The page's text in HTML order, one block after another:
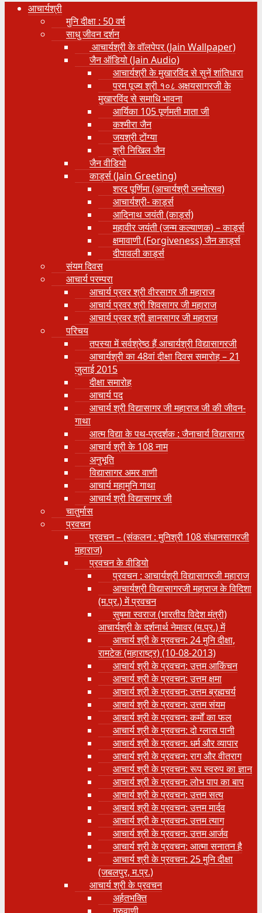
आचार्यश्री
मुनि दीक्षा : 50 वर्ष
साधु जीवन दर्शन
आचार्यश्री के वॉलपेपर (Jain Wallpaper)
जैन ऑडियो (Jain Audio)
आचार्यश्री के मुखारविंद से सुनें शांतिधारा
परम पूज्य श्री १०८ अक्षयसागरजी के
मुखारविंद से समाधि भावना
आर्यिका 105 पूर्णमती माता जी
कश्मीरा जैन
जयश्री टोंग्या
श्री निखिल जैन
जैन वीडियो
कार्ड्स (Jain Greeting)
शरद पूर्णिमा (आचार्यश्री जन्मोत्सव)
आचार्यश्री- कार्ड्स
आदिनाथ जयंती (कार्ड्स)
महावीर जयंती (जन्म कल्याणक) – कार्ड्स
क्षमावाणी (Forgiveness) जैन कार्ड्स
दीपावली कार्ड्स
संयम दिवस
आचार्य परम्परा
आचार्य प्रवर श्री वीरसागर जी महाराज
आचार्य प्रवर श्री शिवसागर जी महाराज
आचार्य प्रवर श्री ज्ञानसागर जी महाराज
परिचय
तपस्या में सर्वश्रेष्ठ हैं आचार्यश्री विद्यासागरजी
आचार्यश्री का 48वां दीक्षा दिवस समारोह – 21
जुलाई 2015
दीक्षा समारोह
आचार्य पद
आचार्य श्री विद्यासागर जी महाराज जी की जीवन-
गाथा
आत्म विद्या के पथ-प्रदर्शक : जैनाचार्य विद्यासागर
आचार्य श्री के 108 नाम
अनुभूति
विद्यासागर अमर वाणी
आचार्य महामुनि गाथा
आचार्य श्री विद्यासागर जी
चातुर्मास
प्रवचन
प्रवचन – (संकलन : मुनिश्री 108 संधानसागरजी
महाराज)
प्रवचन के वीडियो
प्रवचन : आचार्यश्री ‍विद्यासागरजी महाराज
आचार्यश्री विद्यासागरजी महाराज के विदिशा
(म.प्र.) में प्रवचन
सुषमा स्वराज (भारतीय विदेश मंत्री)
आचार्यश्री के दर्शनार्थ नेमावर (म.प्र.) में
आचार्य श्री के प्रवचन: 24 मुनि दीक्षा,
रामटेक (महाराष्ट्र) (10-08-2013)
आचार्य श्री के प्रवचन: उत्तम आकिंचन
आचार्य श्री के प्रवचन: उत्तम क्षमा
आचार्य श्री के प्रवचन: उत्तम ब्रह्मचर्य
आचार्य श्री के प्रवचन: उत्तम संयम
आचार्य श्री के प्रवचन: कर्मों का फल
आचार्य श्री के प्रवचन: दो ग्लास पानी
आचार्य श्री के प्रवचन: धर्म और व्यापार
आचार्य श्री के प्रवचन: राग और वीतराग
आचार्य श्री के प्रवचन: रूप स्वरुप का ज्ञान
आचार्य श्री के प्रवचन: लोभ पाप का बाप
आचार्य श्री के प्रवचन: उत्तम सत्य
आचार्य श्री के प्रवचन: उत्तम मार्दव
आचार्य श्री के प्रवचन: उत्तम त्याग
आचार्य श्री के प्रवचन: उत्तम आर्जव
आचार्य श्री के प्रवचन: आत्मा सनातन है
आचार्य श्री के प्रवचन: 25 मुनि दीक्षा
(जबलपुर, म.प्र.)
आचार्य श्री के प्रवचन
अर्हतभक्ति